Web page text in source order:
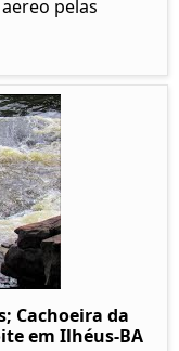
pelas
Cachoeira da
em Ilhéus-BA